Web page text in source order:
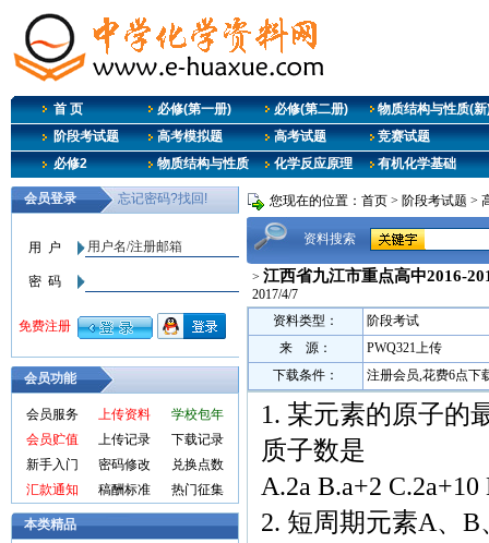
首 页 必修(第一册) 必修(第二册)
物质结构与性质(新
阶段考试题
高考模拟题 高考试题
竞赛试题
必修2
物质结构与性质 化学反应原理 有机化学基础
会员功能
会员服务 上传资料
学校包年
会员贮值
上传记录
下载记录
新手入门
密码修改
兑换点数
汇款通知
稿酬标准 热门征集
本类精品
您现在的位置： 首页 > 阶段考试题 >
资料搜索
> 江西省九江市重点高中2016-
2017/4/7
资料类型：
阶段考试
来 源：
PWQ321上传
下载条件：
注册会员,花费6点下
1. 某元素的原子的
质子数是
A.2a B.a+2 C.2a+10
2. 短周期元素A、